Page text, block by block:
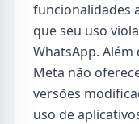
funcionalidades
que seu uso
WhatsApp. Além
Meta não
versões
uso de